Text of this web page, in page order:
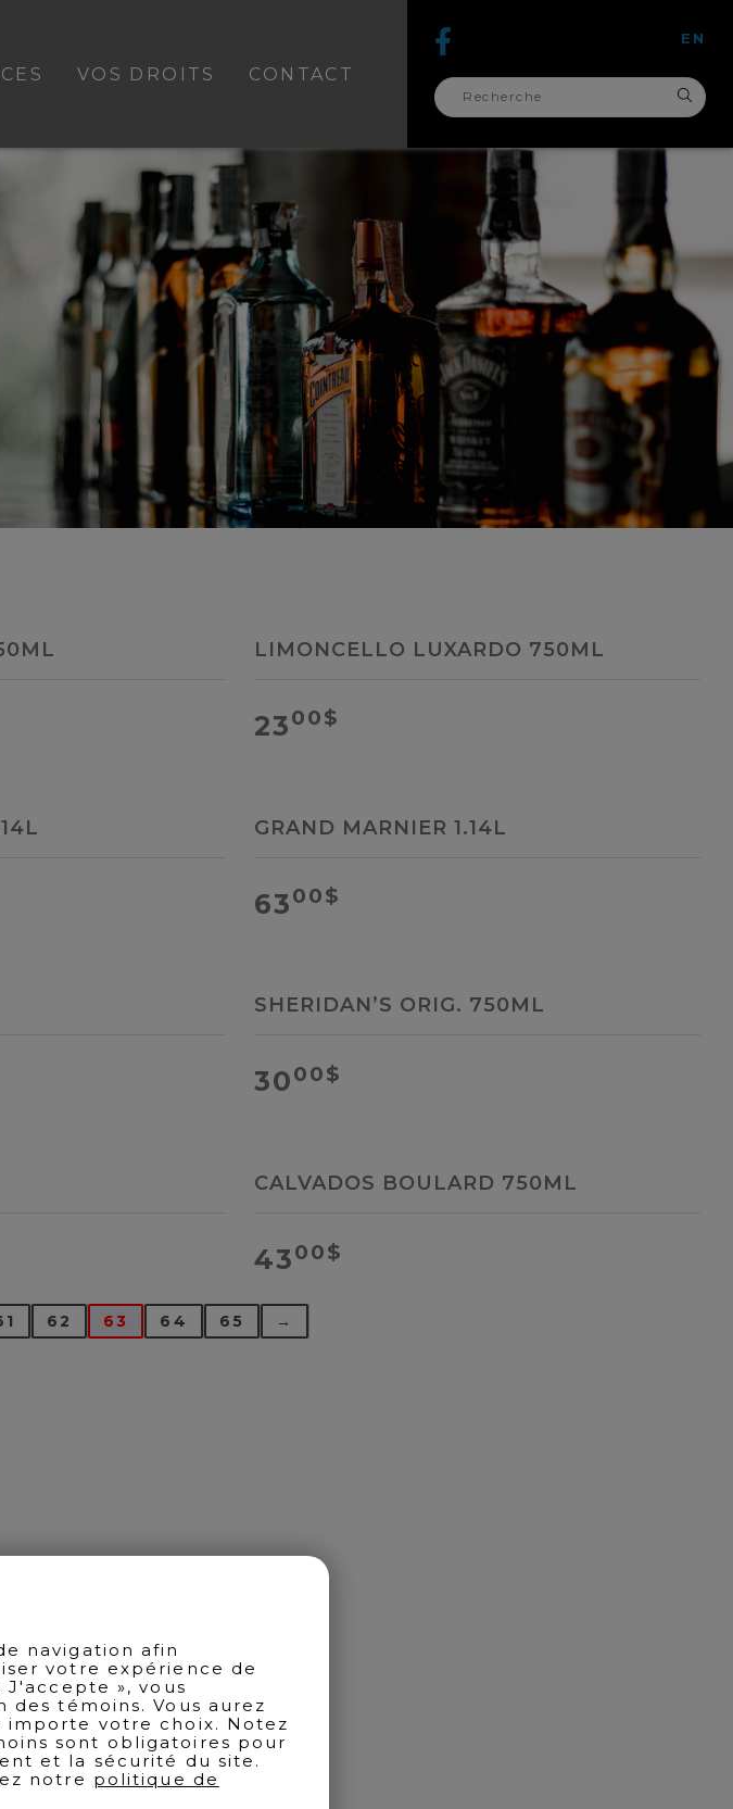
VOS DROITS CONTACT
EN
recherche
pour :
LIMONCELLO LUXARDO 750ML
2300$
GRAND MARNIER 1.14L
6300$
SHERIDAN’S ORIG. 750ML
3000$
CALVADOS BOULARD 750ML
4300$
62 63 64 65 →
navigation afin
votre expérience de
», vous
témoins. Vous aurez
importe votre choix. Notez
sont obligatoires pour
et la sécurité du site.
notre politique de